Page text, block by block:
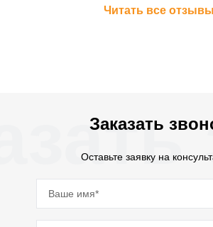
Читать все отзывы
Заказать
Оставьте заявку на